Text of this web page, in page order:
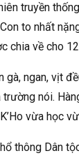
truyền
to nhất
chia về cho
gà, ngan, vịt
trường nói.
vừa học